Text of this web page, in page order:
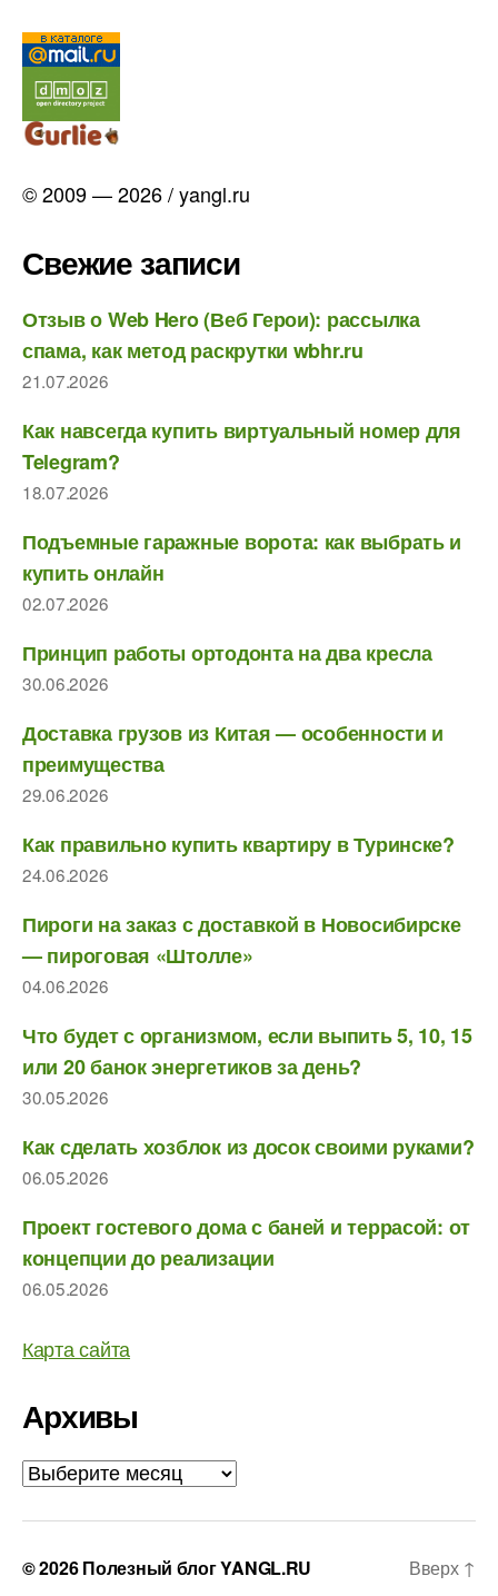
© 2009 — 2026 / yangl.ru
Свежие записи
Отзыв о Web Hero (Веб Герои): рассылка
спама, как метод раскрутки wbhr.ru
21.07.2026
Как навсегда купить виртуальный номер для
Telegram?
18.07.2026
Подъемные гаражные ворота: как выбрать и
купить онлайн
02.07.2026
Принцип работы ортодонта на два кресла
30.06.2026
Доставка грузов из Китая — особенности и
преимущества
29.06.2026
Как правильно купить квартиру в Туринске?
24.06.2026
Пироги на заказ с доставкой в Новосибирске
— пироговая «Штолле»
04.06.2026
Что будет с организмом, если выпить 5, 10, 15
или 20 банок энергетиков за день?
30.05.2026
Как сделать хозблок из досок своими руками?
06.05.2026
Проект гостевого дома с баней и террасой: от
концепции до реализации
06.05.2026
Карта сайта
Архивы
Архивы
© 2026Полезный блог YANGL.RU Вверх ↑